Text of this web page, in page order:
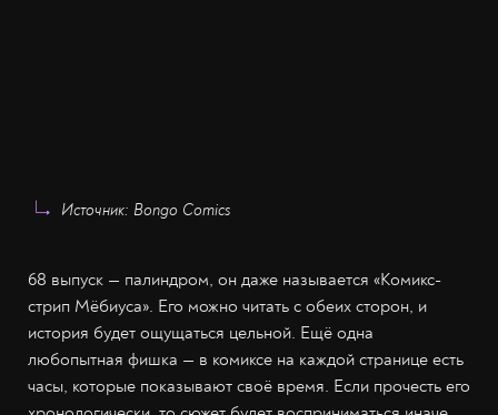
Источник: Bongo Comics
68 выпуск — палиндром, он даже называется «Комикс-
стрип Мёбиуса». Его можно читать с обеих сторон, и
история будет ощущаться цельной. Ещё одна
любопытная фишка — в комиксе на каждой странице есть
часы, которые показывают своё время. Если прочесть его